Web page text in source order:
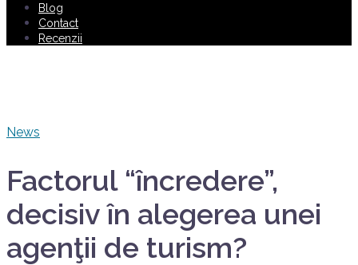
Blog
Contact
Recenzii
News
Factorul “încredere”,
decisiv în alegerea unei
agenţii de turism?